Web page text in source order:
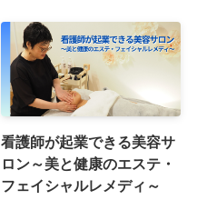
看護師が起業できる美容サ
ロン～美と健康のエステ・
フェイシャルレメディ～